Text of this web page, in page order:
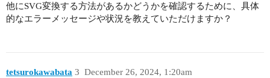
他にSVG変換する方法があるかどうかを確認するために、具体
的なエラーメッセージや状況を教えていただけますか？
tetsurokawabata December 26, 2024, 1:20am
3